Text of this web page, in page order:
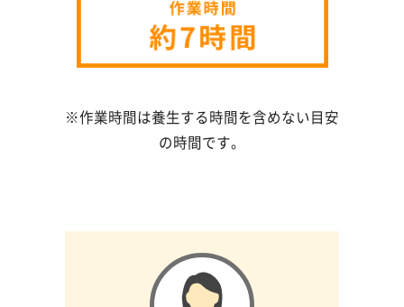
※作業時間は養生する時間を含めない目安
の時間です。